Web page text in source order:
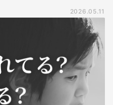
2026.05.11